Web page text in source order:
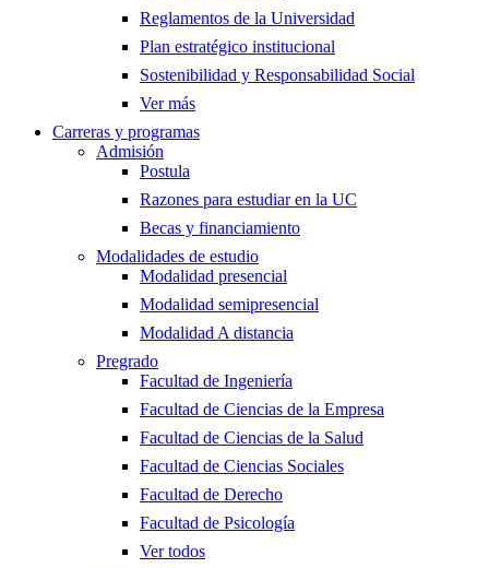
Reglamentos de la Universidad
Plan estratégico institucional
Sostenibilidad y Responsabilidad Social
Ver más
Carreras y programas
Admisión
Postula
Razones para estudiar en la UC
Becas y financiamiento
Modalidades de estudio
Modalidad presencial
Modalidad semipresencial
Modalidad A distancia
Pregrado
Facultad de Ingeniería
Facultad de Ciencias de la Empresa
Facultad de Ciencias de la Salud
Facultad de Ciencias Sociales
Facultad de Derecho
Facultad de Psicología
Ver todos